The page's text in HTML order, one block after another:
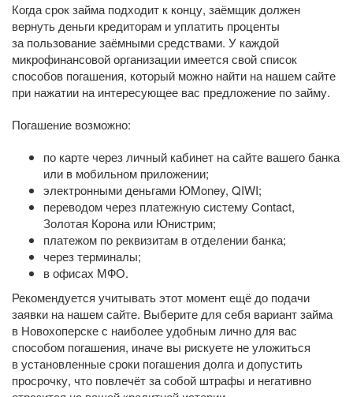
Когда срок займа подходит к концу, заёмщик должен
вернуть деньги кредиторам и уплатить проценты
за пользование заёмными средствами. У каждой
микрофинансовой организации имеется свой список
способов погашения, который можно найти на нашем сайте
при нажатии на интересующее вас предложение по займу.
Погашение возможно:
по карте через личный кабинет на сайте вашего банка
или в мобильном приложении;
электронными деньгами ЮMoney, QIWI;
переводом через платежную систему Contact,
Золотая Корона или Юнистрим;
платежом по реквизитам в отделении банка;
через терминалы;
в офисах МФО.
Рекомендуется учитывать этот момент ещё до подачи
заявки на нашем сайте. Выберите для себя вариант займа
в Новохоперске с наиболее удобным лично для вас
способом погашения, иначе вы рискуете не уложиться
в установленные сроки погашения долга и допустить
просрочку, что повлечёт за собой штрафы и негативно